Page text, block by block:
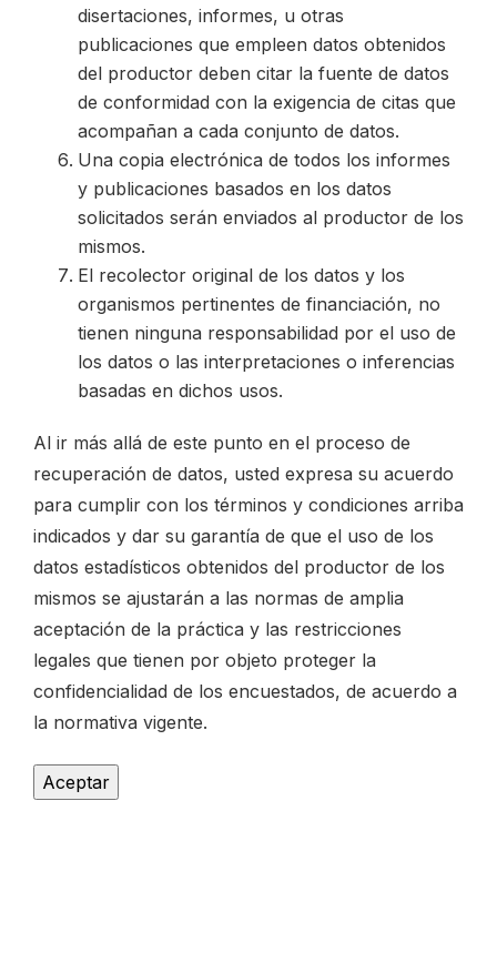
disertaciones, informes, u otras
publicaciones que empleen datos obtenidos
del productor deben citar la fuente de datos
de conformidad con la exigencia de citas que
acompañan a cada conjunto de datos.
Una copia electrónica de todos los informes
y publicaciones basados en los datos
solicitados serán enviados al productor de los
mismos.
El recolector original de los datos y los
organismos pertinentes de financiación, no
tienen ninguna responsabilidad por el uso de
los datos o las interpretaciones o inferencias
basadas en dichos usos.
Al ir más allá de este punto en el proceso de
recuperación de datos, usted expresa su acuerdo
para cumplir con los términos y condiciones arriba
indicados y dar su garantía de que el uso de los
datos estadísticos obtenidos del productor de los
mismos se ajustarán a las normas de amplia
aceptación de la práctica y las restricciones
legales que tienen por objeto proteger la
confidencialidad de los encuestados, de acuerdo a
la normativa vigente.